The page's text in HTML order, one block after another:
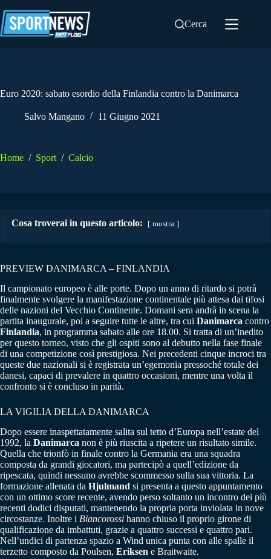
al
contenuto
Cerca
Euro 2020: sabato esordio della Finlandia contro la Danimarca
Salvo Mangano 11 Giugno 2021
Home / Sport / Calcio
Cosa troverai in questo articolo: mostra
PREVIEW DANIMARCA – FINLANDIA
Il campionato europeo è alle porte. Dopo un anno di ritardo si potrà
finalmente svolgere la manifestazione continentale più attesa dai tifosi
delle nazioni del Vecchio Continente. Domani sera andrà in scena la
partita inaugurale, poi a seguire tutte le altre, tra cui Danimarca contro
Finlandia, in programma sabato alle ore 18.00. Si tratta di un’inedito
per questo torneo, visto che gli ospiti sono al debutto nella fase finale
di una competizione così prestigiosa. Nei precedenti cinque incroci tra
queste due nazionali si è registrata un’egemonia pressoché totale dei
danesi, capaci di prevalere in quattro occasioni, mentre una volta il
confronto si è concluso in parità.
LA VIGILIA DELLA DANIMARCA
Dopo essere inaspettatamente salita sul tetto d’Europa nell’estate del
1992, la Danimarca non è più riuscita a ripetere un risultato simile.
Quella che trionfò in finale contro la Germania era una squadra
composta da grandi giocatori, ma partecipò a quell’edizione da
ripescata, quindi nessuno avrebbe scommesso sulla sua vittoria. La
formazione allenata da Hjulmand si presenta a questo appuntamento
con un ottimo score recente, avendo perso soltanto un incontro dei più
recenti dodici disputati, mantenendo la propria porta inviolata in nove
circostanze. Inoltre i Biancorossi hanno chiuso il proprio girone di
qualificazione da imbattuti, grazie a quattro successi e quattro pari.
Nell’undici di partenza spazio a Wind unica punta con alle spalle il
terzetto composto da Poulsen, Eriksen e Braitwaite.